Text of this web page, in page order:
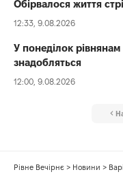
Обірвалося життя
12:33, 9.08.2026
У понеділок
знадобляться
12:00, 9.08.2026
Рівне Вечірнє > Новини >